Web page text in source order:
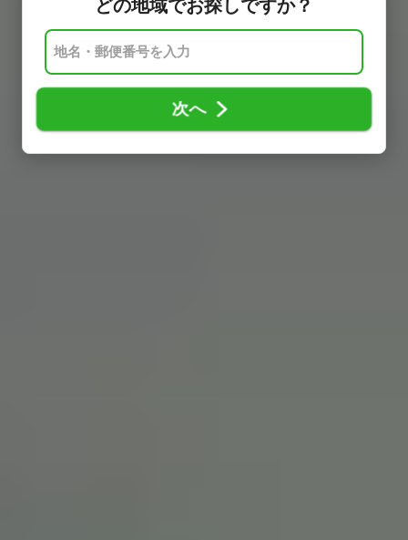
どの地域でお探しですか？
次へ